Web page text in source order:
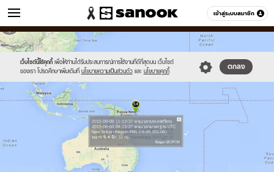
เข้าสู่ระบบสมาชิก
ข่าว หมวดอื่นๆ
เว็บไซต์นี้ใช้คุกกี้ เพื่อให้ท่านได้รับประสบการณ์การใช้งานที่ดีที่สุดบน เว็บไซต์
ของเรา โปรดศึกษาเพิ่มเติมที่ นโยบายความเป็นส่วนตัว และ นโยบายคุกกี้
ตกลง
Sanook
//s.isanook.com/sr/0/images/logo-
new-
sanook.png
600
60
//s.isanook.com/ns/0/ud/368/1844130/637629-
01.jpg